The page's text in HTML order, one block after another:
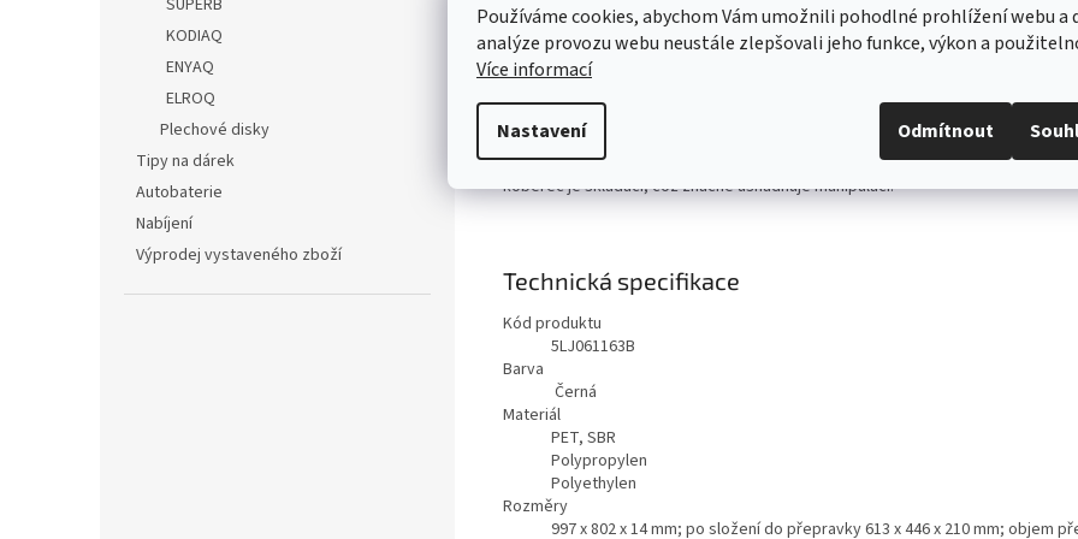
Používáme cookies, abychom Vám umožnili pohodlné prohlížení webu a
analýze provozu webu neustále zlepšovali jeho funkce, výkon a
Více informací
Nastavení Odmítnout
SUPERB
KODIAQ
ENYAQ
ELROQ
Plechové disky
Tipy na dárek
Autobaterie
Nabíjení
Výprodej vystaveného zboží
Detailní popis produktu
Novinka v sortimentu Škoda Originální příslušenství. Oboustranný koberec, který
Oboustranný koberec kombinuje výhody textilních a celoročních koberců.
Umožňuje tak udržet zavazadlový prostor čistý ve všech situacích. Bonusem
koberec je skládací, což značně usnadňuje manipulaci.
Technická specifikace
Kód produktu
5LJ061163B
Barva
Černá
Materiál
PET, SBR
Polypropylen
Polyethylen
Rozměry
997 x 802 x 14 mm; po složení do přepravky 613 x 446 x 210 mm; objem